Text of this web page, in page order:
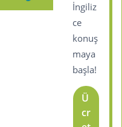
İngiliz
ce
konuş
maya
başla!
Ü
cr